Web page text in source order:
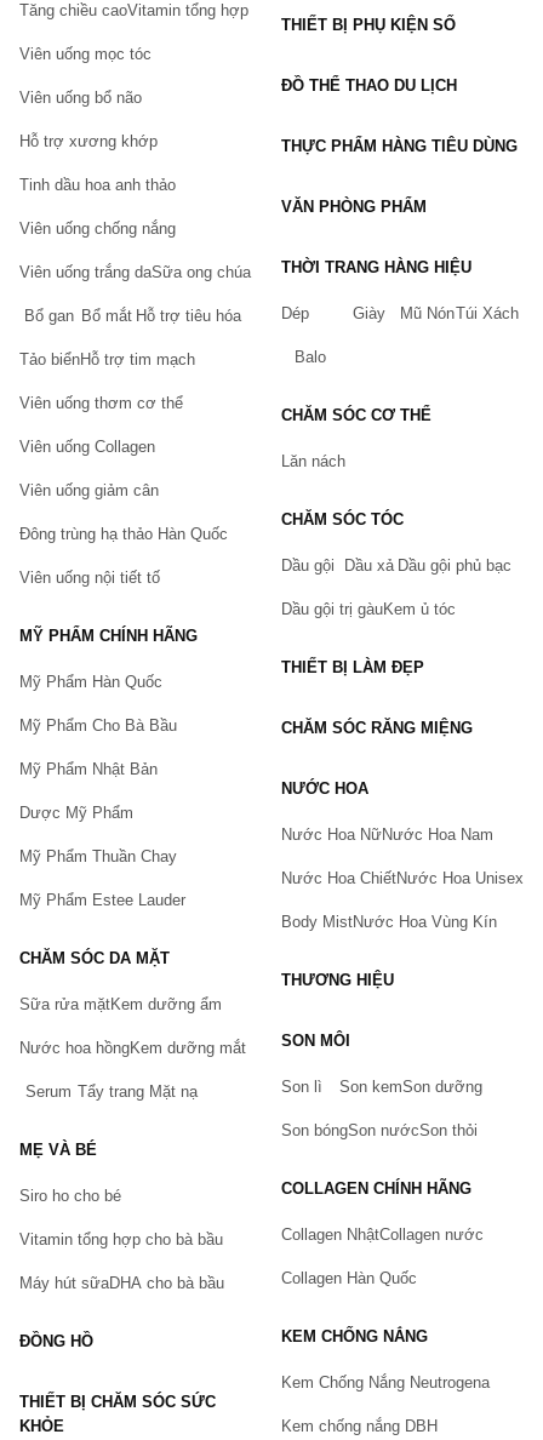
Bạn gặp vấn đề về sản phẩm hay mua hàng?
Hãy báo lỗi cho chúng tôi. Hoặc gọi cho chúng tôi qua số
Vấn đề(*)
Tăng chiều caoVitamin tổng hợp
Viên uống mọc tóc
Viên uống bổ não
Hỗ trợ xương khớp
Tinh dầu hoa anh thảo
Viên uống chống nắng
Viên uống trắng daSữa ong chúa
Bổ gan Bổ mắt Hỗ trợ tiêu hóa
Tảo biểnHỗ trợ tim mạch
Viên uống thơm cơ thể
Viên uống Collagen
Viên uống giảm cân
Đông trùng hạ thảo Hàn Quốc
Viên uống nội tiết tố
MỸ PHẨM CHÍNH HÃNG
Mỹ Phẩm Hàn Quốc
Mỹ Phẩm Cho Bà Bầu
Mỹ Phẩm Nhật Bản
Dược Mỹ Phẩm
Mỹ Phẩm Thuần Chay
Mỹ Phẩm Estee Lauder
CHĂM SÓC DA MẶT
Sữa rửa mặtKem dưỡng ẩm
Nước hoa hồngKem dưỡng mắt
Serum Tẩy trang Mặt nạ
MẸ VÀ BÉ
Siro ho cho bé
Vitamin tổng hợp cho bà bầu
Máy hút sữaDHA cho bà bầu
ĐỒNG HỒ
THIẾT BỊ CHĂM SÓC SỨC
KHỎE
THIẾT BỊ PHỤ KIỆN SỐ
ĐỒ THỂ THAO DU LỊCH
THỰC PHẨM HÀNG TIÊU DÙNG
VĂN PHÒNG PHẨM
THỜI TRANG HÀNG HIỆU
Dép Giày Mũ NónTúi Xách
Balo
CHĂM SÓC CƠ THỂ
Lăn nách
CHĂM SÓC TÓC
Dầu gội Dầu xả Dầu gội phủ bạc
Dầu gội trị gàuKem ủ tóc
THIẾT BỊ LÀM ĐẸP
CHĂM SÓC RĂNG MIỆNG
NƯỚC HOA
Nước Hoa NữNước Hoa Nam
Nước Hoa ChiếtNước Hoa Unisex
Body MistNước Hoa Vùng Kín
THƯƠNG HIỆU
SON MÔI
Son lì Son kemSon dưỡng
Son bóngSon nướcSon thỏi
COLLAGEN CHÍNH HÃNG
Collagen NhậtCollagen nước
Collagen Hàn Quốc
KEM CHỐNG NẮNG
Kem Chống Nắng Neutrogena
Kem chống nắng DBH